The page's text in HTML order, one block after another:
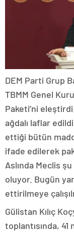
DEM Parti Grup
TBMM Genel
Paketi’ni
ağdalı laflar
ettiği bütün
ifade edilerek
Aslında Meclis
oluyor. Bugün
ettirilmeye
Gülistan Kılıç
toplantısında, 41